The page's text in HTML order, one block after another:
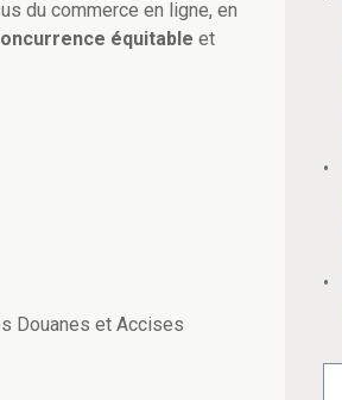
du commerce en ligne, en
équitable et
Douanes et Accises